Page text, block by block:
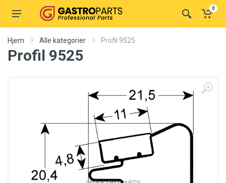
0
Hjem Alle kategorier Profil 9525
Profil 9525